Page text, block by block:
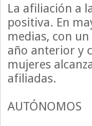
La afiliación a
positiva. En
medias, con
año anterior y
mujeres
afiliadas.
AUTÓNOMOS